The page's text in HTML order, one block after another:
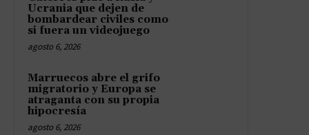
Ucrania que dejen de
bombardear civiles como
si fuera un videojuego
agosto 6, 2026
Marruecos abre el grifo
migratorio y Europa se
atraganta con su propia
hipocresía
agosto 6, 2026